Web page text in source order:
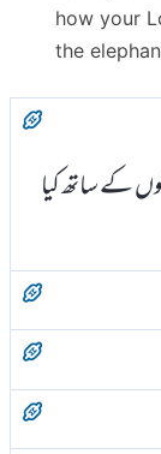
how your
the
کے ساتھ کیا
ہاتھی والوں
والوں سے کیا